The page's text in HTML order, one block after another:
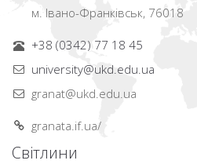
м. Івано-Франківськ, 76018
+38 (0342) 77 18 45
university@ukd.edu.ua
granat@ukd.edu.ua
granata.if.ua/
Світлини